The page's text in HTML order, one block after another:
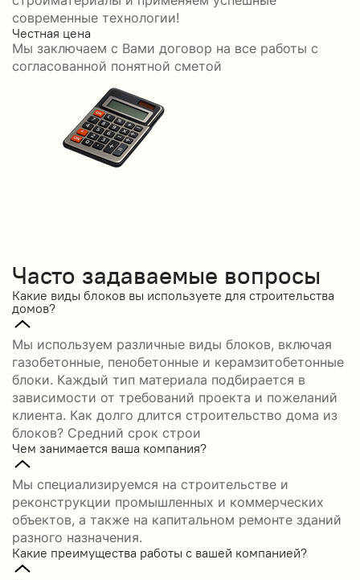
современные технологии!
Честная цена
Мы заключаем с Вами договор на все работы с
согласованной понятной сметой
Часто задаваемые вопросы
Какие виды блоков вы используете для строительства
домов?
Мы используем различные виды блоков, включая
газобетонные, пенобетонные и керамзитобетонные
блоки. Каждый тип материала подбирается в
зависимости от требований проекта и пожеланий
клиента. Как долго длится строительство дома из
блоков? Средний срок строи
Чем занимается ваша компания?
Мы специализируемся на строительстве и
реконструкции промышленных и коммерческих
объектов, а также на капитальном ремонте зданий
разного назначения.
Какие преимущества работы с вашей компанией?